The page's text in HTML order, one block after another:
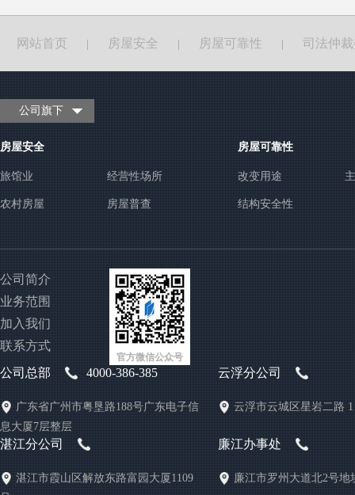
网站首页 房屋安全 房屋可靠性 司法仲
公司旗下
房屋安全
旅馆业 经营性场所
农村房屋 房屋普查
房屋可靠性
改变用途
结构安全性
公司简介
业务范围
加入我们
联系方式
官方微信公众号
公司总部 4000-386-385
广东省广州市粤垦路188号广东电子信
息大厦7层整层
云浮分公司
云浮市云城区星岩二路
湛江分公司
湛江市霞山区解放东路富园大厦1109
廉江办事处
廉江市罗州大道北2号地